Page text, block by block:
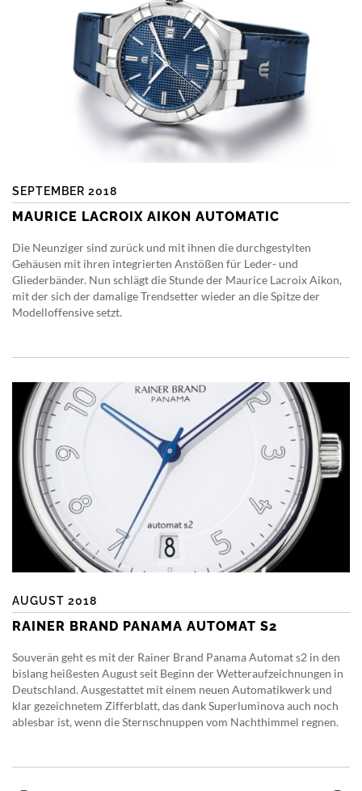
SEPTEMBER 2018
MAURICE LACROIX AIKON AUTOMATIC
Die Neunziger sind zurück und mit ihnen die durchgestylten
Gehäusen mit ihren integrierten Anstößen für Leder- und
Gliederbänder. Nun schlägt die Stunde der Maurice Lacroix Aikon,
mit der sich der damalige Trendsetter wieder an die Spitze der
Modelloffensive setzt.
AUGUST 2018
RAINER BRAND PANAMA AUTOMAT S2
Souverän geht es mit der Rainer Brand Panama Automat s2 in den
bislang heißesten August seit Beginn der Wetteraufzeichnungen in
Deutschland. Ausgestattet mit einem neuen Automatikwerk und
klar gezeichnetem Zifferblatt, das dank Superluminova auch noch
ablesbar ist, wenn die Sternschnuppen vom Nachthimmel regnen.